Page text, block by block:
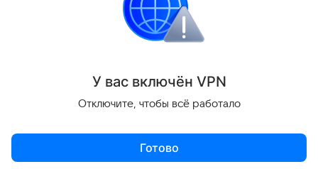
компенсировать рост издержек повышением
Поделиться
У вас включён VPN
Отключите, чтобы всё работало
Готово